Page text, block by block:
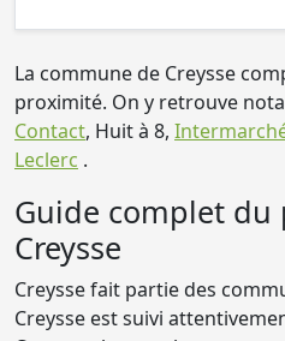
La commune de Creysse
proximité. On y retrouve
Contact, Huit à 8,
Leclerc .
Guide complet
Creysse
Creysse fait partie des
Creysse est suivi